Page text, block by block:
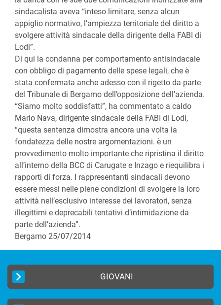
sindacalista aveva “inteso limitare, senza alcun
appiglio normativo, l’ampiezza territoriale del diritto a
svolgere attività sindacale della dirigente della FABI di
Lodi”.
Di qui la condanna per comportamento antisindacale
con obbligo di pagamento delle spese legali, che è
stata confermata anche adesso con il rigetto da parte
del Tribunale di Bergamo dell’opposizione dell’azienda.
“Siamo molto soddisfatti”, ha commentato a caldo
Mario Nava, dirigente sindacale della FABI di Lodi,
“questa sentenza dimostra ancora una volta la
fondatezza delle nostre argomentazioni. è un
provvedimento molto importante che ripristina il diritto
all’interno della BCC di Carugate e Inzago e riequilibra i
rapporti di forza. I rappresentanti sindacali devono
essere messi nelle piene condizioni di svolgere la loro
attività nell’esclusivo interesse dei lavoratori, senza
illegittimi e deprecabili tentativi d’intimidazione da
parte dell’azienda”.
Bergamo 25/07/2014
GIOVANI